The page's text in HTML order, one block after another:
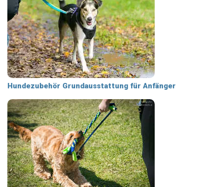
Hundezubehör Grundausstattung für Anfänger